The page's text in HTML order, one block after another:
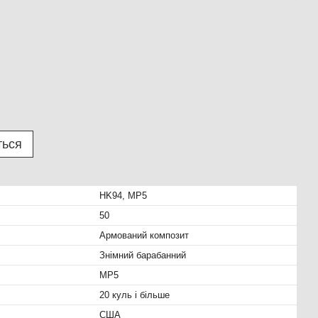
HK94, MP5
50
Армований композит
Знімний барабанний
MP5
20 куль і більше
США